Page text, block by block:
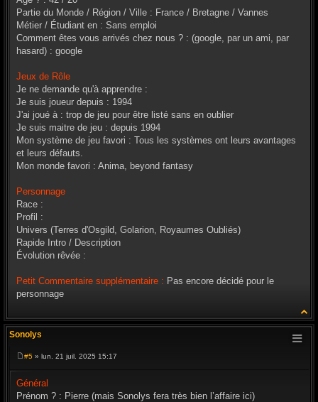
Partie du Monde / Région / Ville : France / Bretagne / Vannes
Métier / Étudiant en : Sans emploi
Comment êtes vous arrivés chez nous ? : (google, par un ami, par
hasard) : google
Jeux de Rôle
Je ne demande qu'à apprendre :
Je suis joueur depuis : 1994
J'ai joué à : trop de jeu pour être listé sans en oublier
Je suis maitre de jeu : depuis 1994
Mon système de jeu favori : Tous les systèmes ont leurs avantages
et leurs défauts.
Mon monde favori : Anima, beyond fantasy
Personnage
Race :
Profil :
Univers (Terres d'Osgild, Golarion, Royaumes Oubliés)
Rapide Intro / Description
Évolution rêvée :
Petit Commentaire supplémentaire : Pas encore décidé pour le
personnage
Sonolys
s
s
a
#5 » lun. 21 juil. 2025 15:17
Général
Prénom ? : Pierre (mais Sonolys fera très bien l’affaire ici)